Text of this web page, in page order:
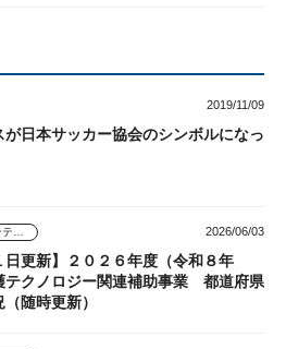
2019/11/09
が日本サッカー協会のシンボルになっ
2026/06/03
日更新】２０２６年度（令和８年
クノロジー関連補助事業 都道府県
随時更新）